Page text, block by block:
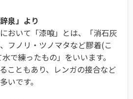
泉」より
おいて「漆喰」とは、「消石灰
フノリ・ツノマタなど膠着(こ
で練ったもの」をいいます。
こともあり、レンガの接合など
いです。